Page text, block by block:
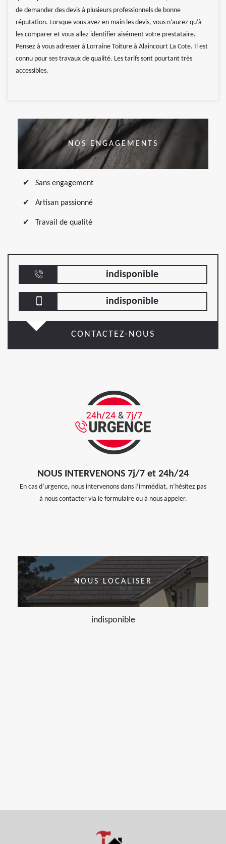
de demander des devis à plusieurs professionnels de bonne
réputation. Lorsque vous avez en main les devis, vous n’aurez qu’à
les comparer et vous allez identifier aisément votre prestataire.
Pensez à vous adresser à Lorraine Toiture à Alaincourt La Cote. Il est
connu pour ses travaux de qualité. Les tarifs sont pourtant très
accessibles.
NOS ENGAGEMENTS
Sans engagement
Artisan passionné
Travail de qualité
indisponible
indisponible
CONTACTEZ-NOUS
NOUS INTERVENONS 7j/7 et 24h/24
En cas d’urgence, nous intervenons dans l’immédiat, n’hésitez pas
à nous contacter via le formulaire ou à nous appeler.
NOUS LOCALISER
indisponible